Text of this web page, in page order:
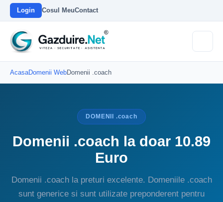
Login Cosul MeuContact
AcasaDomenii WebDomenii .coach
DOMENII .coach
Domenii .coach la doar 10.89
Euro
Domenii .coach la preturi excelente. Domeniile .coach
sunt generice si sunt utilizate preponderent pentru